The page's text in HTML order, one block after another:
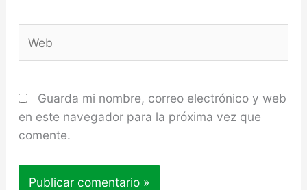
Guarda mi nombre, correo electrónico y web
en este navegador para la próxima vez que
comente.